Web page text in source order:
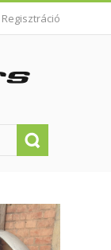
Regisztráció